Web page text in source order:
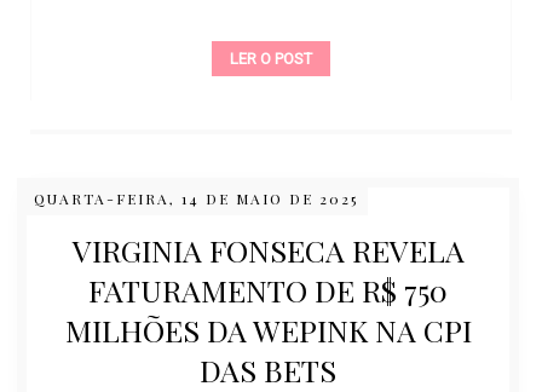
LER O POST
QUARTA-FEIRA, 14 DE MAIO DE 2025
VIRGINIA FONSECA REVELA
FATURAMENTO DE R$ 750
MILHÕES DA WEPINK NA CPI
DAS BETS